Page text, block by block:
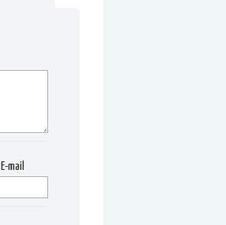
E-mail